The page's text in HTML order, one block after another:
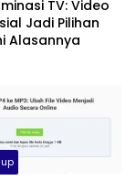
TV: Video
Jadi Pilihan
Alasannya